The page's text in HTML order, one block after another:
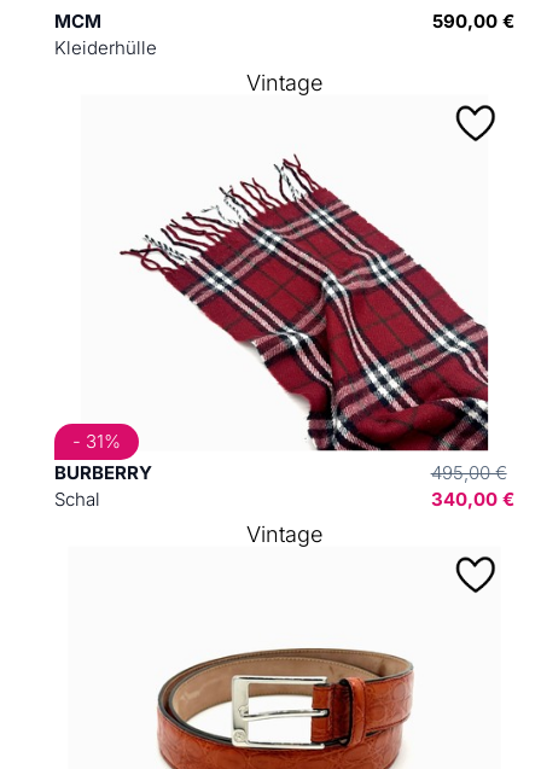
MCM
Kleiderhülle
590,00 €
BURBERRY
Schal
495,00 €
340,00 €
- 31%
Vintage
Vintage